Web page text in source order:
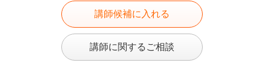
講師候補に入れる
講師に関するご相談